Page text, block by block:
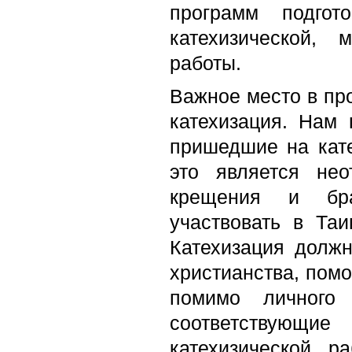
программ
работы.
Важное место в
катехизация.
пришедшие на
это является
крещения и
участвовать в
Катехизация
христианства,
помимо